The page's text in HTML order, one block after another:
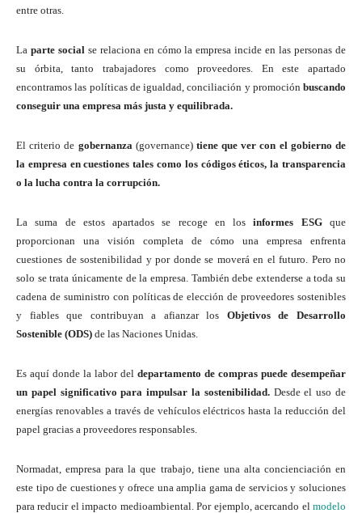
entre otras.
La parte social se relaciona en cómo la empresa incide en las personas de
su órbita, tanto trabajadores como proveedores. En este apartado
encontramos las políticas de igualdad, conciliación y promoción buscando
conseguir una empresa más justa y equilibrada.
El criterio de gobernanza (governance) tiene que ver con el gobierno de
la empresa en cuestiones tales como los códigos éticos, la transparencia
o la lucha contra la corrupción.
La suma de estos apartados se recoge en losinformes ESGque
proporcionan una visión completa de cómo una empresa enfrenta
cuestiones de sostenibilidad y por donde se moverá en el futuro. Pero no
solo se trata únicamente de la empresa. También debe extenderse a toda su
cadena de suministro con políticas de elección de proveedores sostenibles
y fiables que contribuyan a afianzar los Objetivos de Desarrollo
Sostenible (ODS) de las Naciones Unidas.
Es aquí donde la labor del departamento de compras puede desempeñar
un papel significativo para impulsar la sostenibilidad.Desde el uso de
energías renovables a través de vehículos eléctricos hasta la reducción del
papel gracias a proveedores responsables.
Normadat, empresa para la que trabajo, tiene una alta concienciación en
este tipo de cuestiones y ofrece una amplia gama de servicios y soluciones
para reducir el impacto medioambiental. Por ejemplo, acercando el modelo